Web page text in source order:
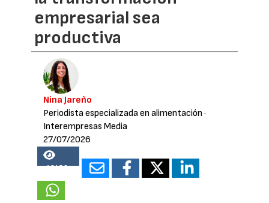
empresarial sea
productiva
Nina Jareño
Periodista especializada en alimentación ·
Interempresas Media
27/07/2026
16480